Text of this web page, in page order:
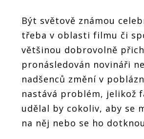
fanatik.
obdivovatelé
Johna Lennona,
Justina Biebera,
Rihanny a
Fanoušek
Agresivní
Johna
Justina
dalších
Být světově známou
třeba v oblasti filmu či
většinou dobrovolně
pronásledován novináři
nadšenců změní v
nastává problém, jelikož
udělal by cokoliv, aby se
na něj nebo se ho